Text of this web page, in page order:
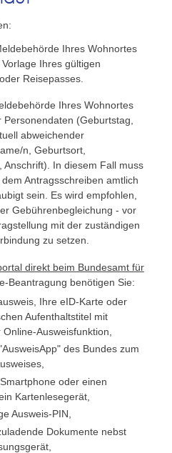
Ihres Wohnortes
Ihres gültigen
Reisepasses.
Ihres Wohnortes
Personendaten (Geburtstag,
abweichender
n, Geburtsort,
Anschrift). In diesem Fall muss
Antragsschreiben amtlich
sein. Es wird empfohlen,
Gebührenbegleichung - vor
mit der zuständigen
zu setzen.
direkt beim Bundesamt für
Beantragung benötigen Sie:
Ihre eID-Karte oder
Aufenthaltstitel mit
Ausweisfunktion,
des Bundes zum
oder einen
Kartenlesegerät,
Ausweis-PIN,
Dokumente nebst